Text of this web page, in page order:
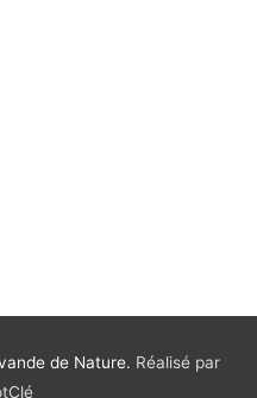
de Nature. Réalisé par